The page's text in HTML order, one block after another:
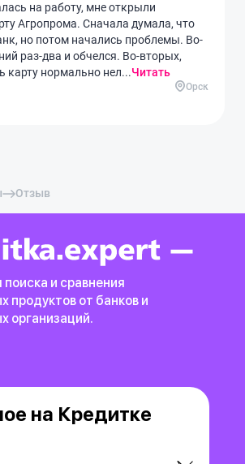
на работу, мне открыли
Агропрома. Сначала думала, что
но потом начались проблемы. Во-
раз-два и обчелся. Во-вторых,
карту нормально нел...Читать
Орск
Отзыв
поиска и сравнения
продуктов от банков и
организаций.
на Кредитке